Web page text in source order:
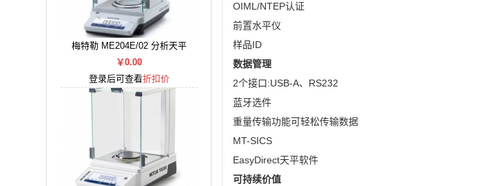
OIML/NTEP认证
前置水平仪
样品ID
数据管理
2个接口:USB-A、RS232
蓝牙选件
重量传输功能可轻松传输数据
MT-SICS
EasyDirect天平软件
可持续价值
梅特勒 ME204E/02 分析天平
￥0.00
登录后可查看折扣价